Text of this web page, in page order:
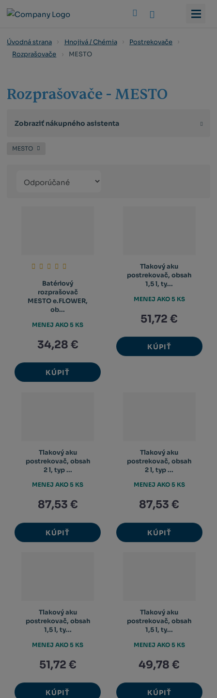
Úvodná strana Hnojivá / Chémia
Postrekovače
Rozprašovače
MESTO
Rozprašovače - MESTO
Zobraziť nákupného asistenta
MESTO
produktů
Batériový
rozprašovač
MESTO e.FLOWER,
ob...
34,28 €
KÚPIŤ
MENEJ AKO 5 KS
Tlakový aku
postrekovač, obsah
1,5 l, ty...
51,72 €
KÚPIŤ
MENEJ AKO 5 KS
Tlakový aku
postrekovač, obsah
2 l, typ ...
87,53 €
KÚPIŤ
MENEJ AKO 5 KS
Tlakový aku
postrekovač, obsah
2 l, typ ...
87,53 €
KÚPIŤ
MENEJ AKO 5 KS
Tlakový aku
postrekovač, obsah
1,5 l, ty...
51,72 €
KÚPIŤ
MENEJ AKO 5 KS
Tlakový aku
postrekovač, obsah
1,5 l, ty...
49,78 €
KÚPIŤ
MENEJ AKO 5 KS